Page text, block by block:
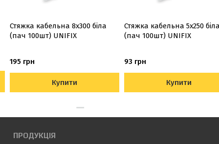
Стяжка кабельна 8х300 біла
(пач 100шт) UNIFIX
195 грн
Купити
Стяжка кабельна 5х250
(пач 100шт) UNIFIX
93 грн
Купити
ПРОДУКЦІЯ